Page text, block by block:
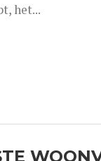
het...